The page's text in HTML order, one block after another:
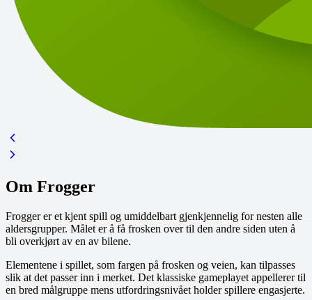
Om Frogger
Frogger er et kjent spill og umiddelbart gjenkjennelig for nesten alle
aldersgrupper. Målet er å få frosken over til den andre siden uten å
bli overkjørt av en av bilene.
Elementene i spillet, som fargen på frosken og veien, kan tilpasses
slik at det passer inn i merket. Det klassiske gameplayet appellerer til
en bred målgruppe mens utfordringsnivået holder spillere engasjerte.